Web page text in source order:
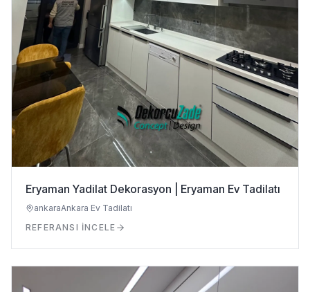
Eryaman Yadilat Dekorasyon | Eryaman Ev Tadilatı
ankaraAnkara Ev Tadilatı
REFERANSI İNCELE